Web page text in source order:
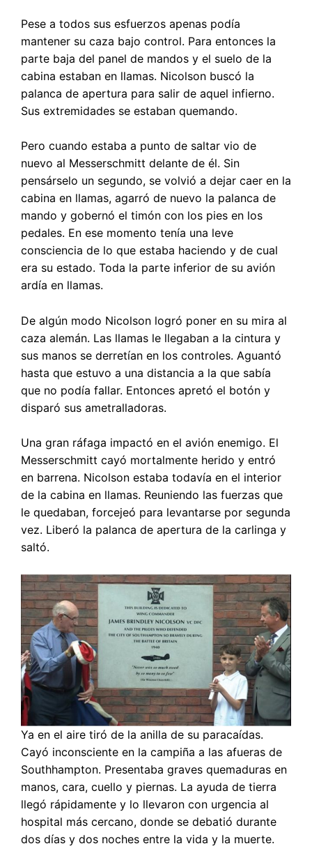
Pese a todos sus esfuerzos apenas podía
mantener su caza bajo control. Para entonces la
parte baja del panel de mandos y el suelo de la
cabina estaban en llamas. Nicolson buscó la
palanca de apertura para salir de aquel infierno.
Sus extremidades se estaban quemando.
Pero cuando estaba a punto de saltar vio de
nuevo al Messerschmitt delante de él. Sin
pensárselo un segundo, se volvió a dejar caer en la
cabina en llamas, agarró de nuevo la palanca de
mando y gobernó el timón con los pies en los
pedales. En ese momento tenía una leve
consciencia de lo que estaba haciendo y de cual
era su estado. Toda la parte inferior de su avión
ardía en llamas.
De algún modo Nicolson logró poner en su mira al
caza alemán. Las llamas le llegaban a la cintura y
sus manos se derretían en los controles. Aguantó
hasta que estuvo a una distancia a la que sabía
que no podía fallar. Entonces apretó el botón y
disparó sus ametralladoras.
Una gran ráfaga impactó en el avión enemigo. El
Messerschmitt cayó mortalmente herido y entró
en barrena. Nicolson estaba todavía en el interior
de la cabina en llamas. Reuniendo las fuerzas que
le quedaban, forcejeó para levantarse por segunda
vez. Liberó la palanca de apertura de la carlinga y
saltó.
Ya en el aire tiró de la anilla de su paracaídas.
Cayó inconsciente en la campiña a las afueras de
Southhampton. Presentaba graves quemaduras en
manos, cara, cuello y piernas. La ayuda de tierra
llegó rápidamente y lo llevaron con urgencia al
hospital más cercano, donde se debatió durante
dos días y dos noches entre la vida y la muerte.